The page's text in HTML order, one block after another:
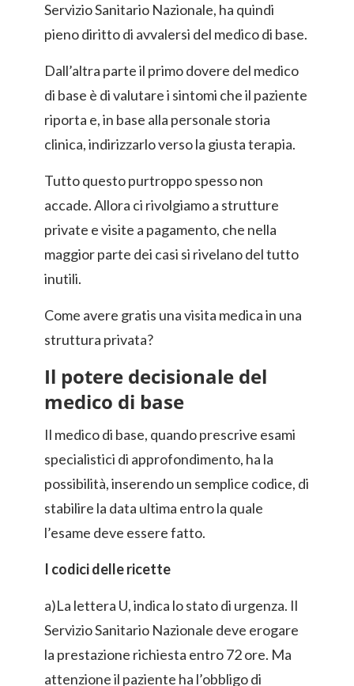
Servizio Sanitario Nazionale, ha quindi
pieno diritto di avvalersi del medico di base.
Dall’altra parte il primo dovere del medico
di base è di valutare i sintomi che il paziente
riporta e, in base alla personale storia
clinica, indirizzarlo verso la giusta terapia.
Tutto questo purtroppo spesso non
accade. Allora ci rivolgiamo a strutture
private e visite a pagamento, che nella
maggior parte dei casi si rivelano del tutto
inutili.
Come avere gratis una visita medica in una
struttura privata?
Il potere decisionale del
medico di base
Il medico di base, quando prescrive esami
specialistici di approfondimento, ha la
possibilità, inserendo un semplice codice, di
stabilire la data ultima entro la quale
l’esame deve essere fatto.
I codici delle ricette
a)La lettera U, indica lo stato di urgenza. Il
Servizio Sanitario Nazionale deve erogare
la prestazione richiesta entro 72 ore. Ma
attenzione il paziente ha l’obbligo di